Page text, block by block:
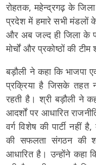
रोहतक, महेन्द्रगढ़ के
प्रदेश में हमारे सभी मंडलों के
और अब जल्द ही जिला के
मोर्चों और प्रकोष्ठों की
बड़ौली ने कहा कि भाजपा
प्रक्रिया है जिसके तहत
रहती है। श्री बड़ौली ने
आदर्शों पर आधारित
वर्ग विशेष की पार्टी नहीं
की सफलता संगठन की
आधारित है। उन्होंने कहा